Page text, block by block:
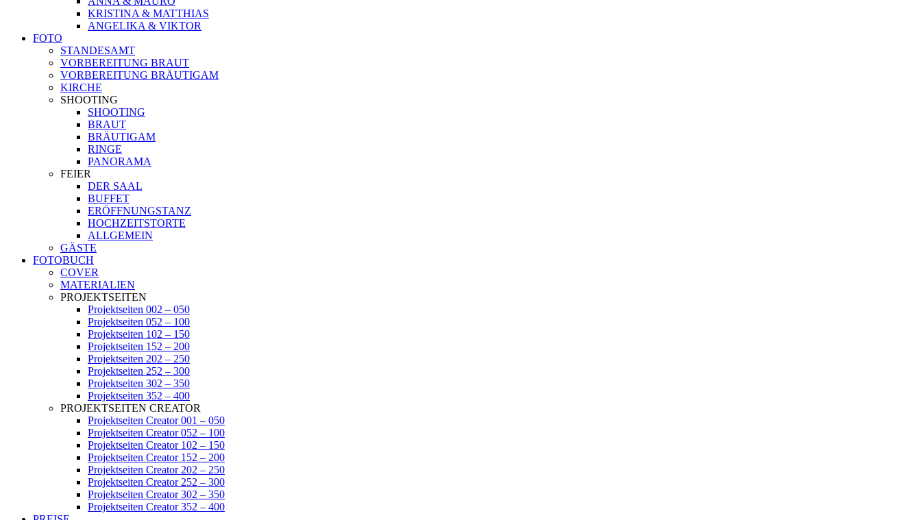
KRISTINA & MATTHIAS
ANGELIKA & VIKTOR
FOTO
STANDESAMT
VORBEREITUNG BRAUT
VORBEREITUNG BRÄUTIGAM
KIRCHE
SHOOTING
SHOOTING
BRAUT
BRÄUTIGAM
RINGE
PANORAMA
FEIER
DER SAAL
BUFFET
ERÖFFNUNGSTANZ
HOCHZEITSTORTE
ALLGEMEIN
GÄSTE
FOTOBUCH
COVER
MATERIALIEN
PROJEKTSEITEN
Projektseiten 002 – 050
Projektseiten 052 – 100
Projektseiten 102 – 150
Projektseiten 152 – 200
Projektseiten 202 – 250
Projektseiten 252 – 300
Projektseiten 302 – 350
Projektseiten 352 – 400
PROJEKTSEITEN CREATOR
Projektseiten Creator 001 – 050
Projektseiten Creator 052 – 100
Projektseiten Creator 102 – 150
Projektseiten Creator 152 – 200
Projektseiten Creator 202 – 250
Projektseiten Creator 252 – 300
Projektseiten Creator 302 – 350
Projektseiten Creator 352 – 400